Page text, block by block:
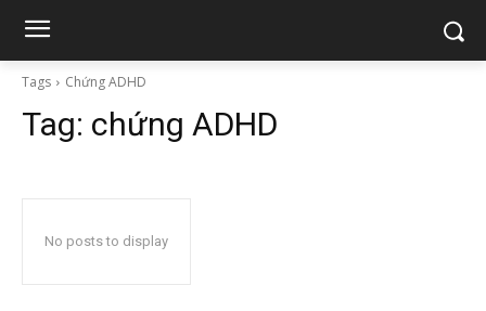
Tags Chứng ADHD
Tag: chứng ADHD
No posts to display